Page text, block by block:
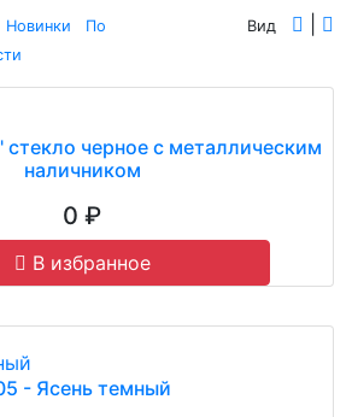
Новинки
По
Вид
стекло черное с металлическим
наличником
0 ₽
В избранное
- Ясень темный